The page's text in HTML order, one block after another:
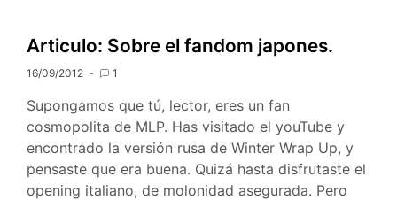
Articulo: Sobre el fandom japones.
16/09/2012 1
Supongamos que tú, lector, eres un fan
cosmopolita de MLP. Has visitado el youTube y
encontrado la versión rusa de Winter Wrap Up, y
pensaste que era buena. Quizá hasta disfrutaste el
opening italiano, de molonidad asegurada. Pero